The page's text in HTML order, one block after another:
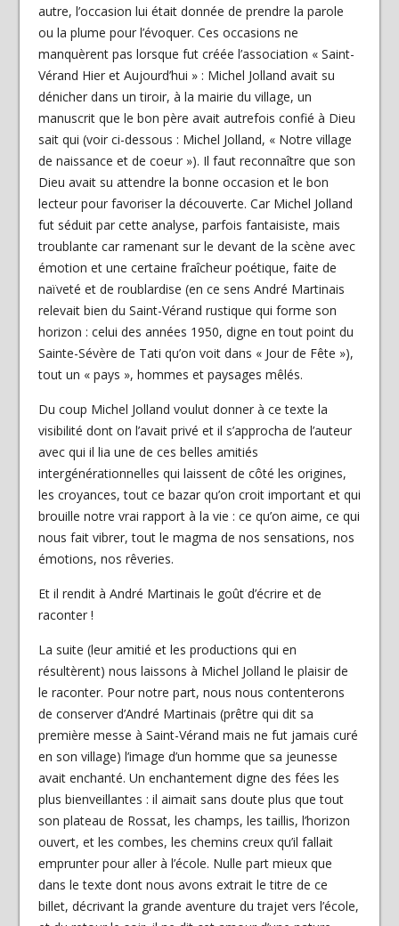
autre, l’occasion lui était donnée de prendre la parole
ou la plume pour l’évoquer. Ces occasions ne
manquèrent pas lorsque fut créée l’association « Saint-
Vérand Hier et Aujourd’hui » : Michel Jolland avait su
dénicher dans un tiroir, à la mairie du village, un
manuscrit que le bon père avait autrefois confié à Dieu
sait qui (voir ci-dessous : Michel Jolland, « Notre village
de naissance et de coeur »). Il faut reconnaître que son
Dieu avait su attendre la bonne occasion et le bon
lecteur pour favoriser la découverte. Car Michel Jolland
fut séduit par cette analyse, parfois fantaisiste, mais
troublante car ramenant sur le devant de la scène avec
émotion et une certaine fraîcheur poétique, faite de
naïveté et de roublardise (en ce sens André Martinais
relevait bien du Saint-Vérand rustique qui forme son
horizon : celui des années 1950, digne en tout point du
Sainte-Sévère de Tati qu’on voit dans « Jour de Fête »),
tout un « pays », hommes et paysages mêlés.
Du coup Michel Jolland voulut donner à ce texte la
visibilité dont on l’avait privé et il s’approcha de l’auteur
avec qui il lia une de ces belles amitiés
intergénérationnelles qui laissent de côté les origines,
les croyances, tout ce bazar qu’on croit important et qui
brouille notre vrai rapport à la vie : ce qu’on aime, ce qui
nous fait vibrer, tout le magma de nos sensations, nos
émotions, nos rêveries.
Et il rendit à André Martinais le goût d’écrire et de
raconter !
La suite (leur amitié et les productions qui en
résultèrent) nous laissons à Michel Jolland le plaisir de
le raconter. Pour notre part, nous nous contenterons
de conserver d’André Martinais (prêtre qui dit sa
première messe à Saint-Vérand mais ne fut jamais curé
en son village) l’image d’un homme que sa jeunesse
avait enchanté. Un enchantement digne des fées les
plus bienveillantes : il aimait sans doute plus que tout
son plateau de Rossat, les champs, les taillis, l’horizon
ouvert, et les combes, les chemins creux qu’il fallait
emprunter pour aller à l’école. Nulle part mieux que
dans le texte dont nous avons extrait le titre de ce
billet, décrivant la grande aventure du trajet vers l’école,